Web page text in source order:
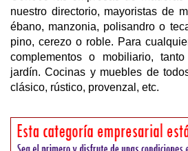
nuestro directorio, mayoristas de
ébano, manzonia, polisandro o
pino, cerezo o roble. Para
complementos o mobiliario,
jardín. Cocinas y muebles de
clásico, rústico, provenzal, etc.